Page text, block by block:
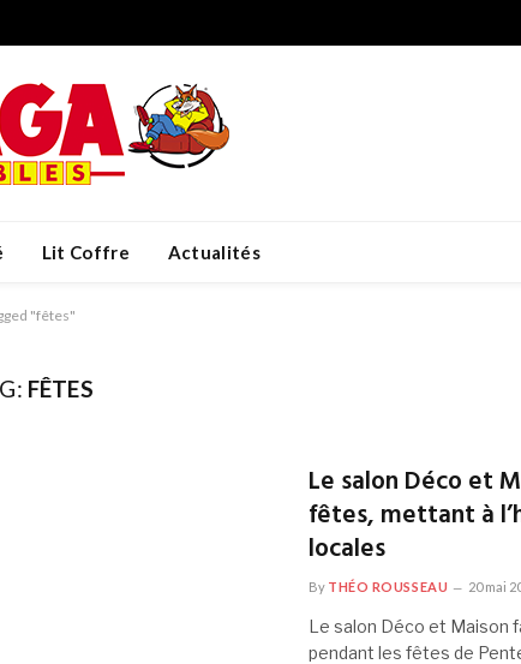
Lit Coffre Actualités
"fêtes"
FÊTES
Le salon Déco et
fêtes, mettant à
locales
By THÉO ROUSSEAU 20 mai
Le salon Déco et Maison
pendant les fêtes de